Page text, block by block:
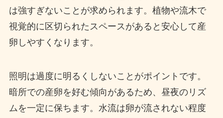
は強すぎないことが求められます。植物や流木で
視覚的に区切られたスペースがあると安心して産
卵しやすくなります。
照明は過度に明るくしないことがポイントです。
暗所での産卵を好む傾向があるため、昼夜のリズ
ムを一定に保ちます。水流は卵が流されない程度